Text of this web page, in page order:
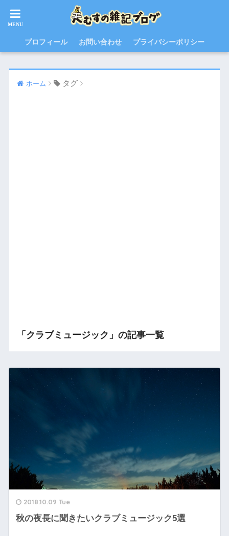
プロフィール お問い合わせ プライバシーポリシー
ホーム タグ
「クラブミュージック」の記事一覧
2018.10.09 Tue
秋の夜長に聞きたいクラブミュージック5選